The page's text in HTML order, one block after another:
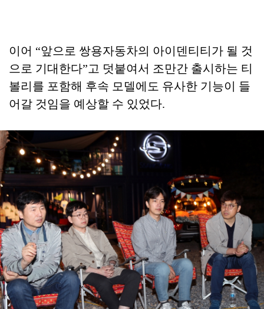
이어 “앞으로 쌍용자동차의 아이덴티티가 될 것
으로 기대한다”고 덧붙여서 조만간 출시하는 티
볼리를 포함해 후속 모델에도 유사한 기능이 들
어갈 것임을 예상할 수 있었다.